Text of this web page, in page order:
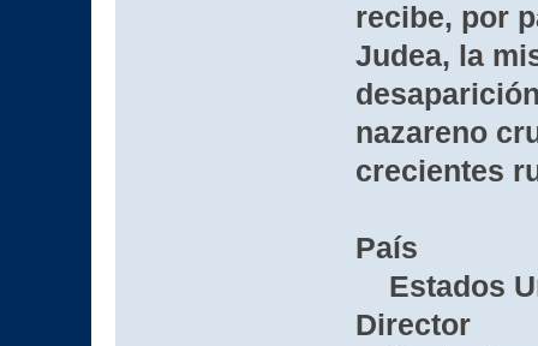
recibe, por
Judea, la
nazareno
crecientes
País
Estados
Director